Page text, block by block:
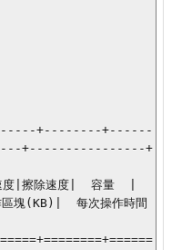
+--------+------
+----------------+
|擦除速度|  容量  |
(KB)|  每次操作時間